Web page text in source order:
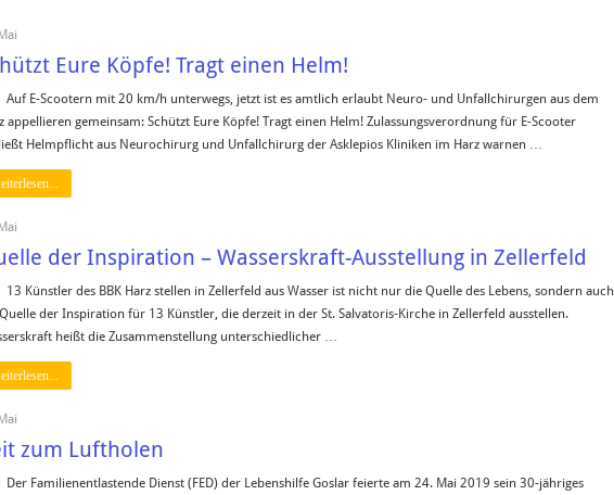
Eure Köpfe! Tragt einen Helm!
Auf E-Scootern mit 20 km/h unterwegs, jetzt ist es amtlich erlaubt Neuro- und Unfallchirurgen aus dem
appellieren gemeinsam: Schützt Eure Köpfe! Tragt einen Helm! Zulassungsverordnung für E-Scooter
Helmpflicht aus Neurochirurg und Unfallchirurg der Asklepios Kliniken im Harz warnen …
der Inspiration – Wasserskraft-Ausstellung in Zellerfeld
13 Künstler des BBK Harz stellen in Zellerfeld aus Wasser ist nicht nur die Quelle des Lebens, sondern auch
der Inspiration für 13 Künstler, die derzeit in der St. Salvatoris-Kirche in Zellerfeld ausstellen.
heißt die Zusammenstellung unterschiedlicher …
zum Luftholen
Der Familienentlastende Dienst (FED) der Lebenshilfe Goslar feierte am 24. Mai 2019 sein 30-jähriges